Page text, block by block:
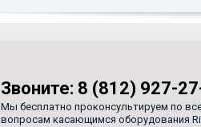
Звоните: 8 (812) 927-
Мы бесплатно проконсультируем по
вопросам касающимся оборудования